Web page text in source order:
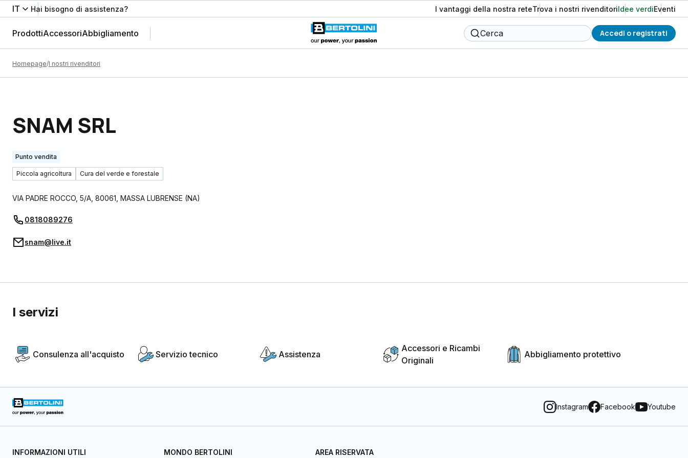
IT Hai bisogno di assistenza? I vantaggi della nostra reteTrova i nostri rivenditoriIdee verdiEventi
ProdottiAccessoriAbbigliamento Cerca Accedi o registrati
Homepage I nostri rivenditori
SNAM SRL
Punto vendita
Piccola agricoltura Cura del verde e forestale
VIA PADRE ROCCO, 5/A 80061 MASSA LUBRENSE (NA)
0818089276
snam@live.it
I servizi
Consulenza all'acquisto Servizio tecnico Assistenza
Accessori e Ricambi
Originali
Abbigliamento protettivo
Instagram Facebook Youtube
INFORMAZIONI UTILI MONDO BERTOLINI AREA RISERVATA